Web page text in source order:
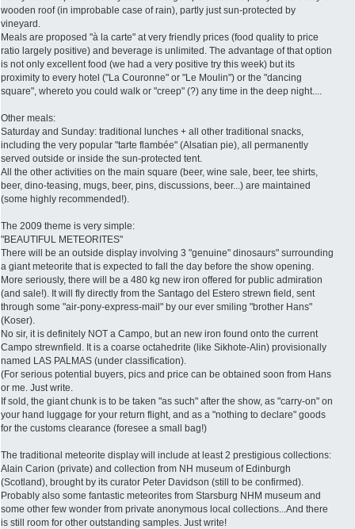
wooden roof (in improbable case of rain), partly just sun-protected by
vineyard.
Meals are proposed "à la carte" at very friendly prices (food quality to price
ratio largely positive) and beverage is unlimited. The advantage of that option
is not only excellent food (we had a very positive try this week) but its
proximity to every hotel ("La Couronne" or "Le Moulin") or the "dancing
square", whereto you could walk or "creep" (?) any time in the deep night....
Other meals:
Saturday and Sunday: traditional lunches + all other traditional snacks,
including the very popular "tarte flambée" (Alsatian pie), all permanently
served outside or inside the sun-protected tent.
All the other activities on the main square (beer, wine sale, beer, tee shirts,
beer, dino-teasing, mugs, beer, pins, discussions, beer...) are maintained
(some highly recommended!).
The 2009 theme is very simple:
"BEAUTIFUL METEORITES"
There will be an outside display involving 3 "genuine" dinosaurs" surrounding
a giant meteorite that is expected to fall the day before the show opening.
More seriously, there will be a 480 kg new iron offered for public admiration
(and sale!). It will fly directly from the Santago del Estero strewn field, sent
through some "air-pony-express-mail" by our ever smiling "brother Hans"
(Koser).
No sir, it is definitely NOT a Campo, but an new iron found onto the current
Campo strewnfield. It is a coarse octahedrite (like Sikhote-Alin) provisionally
named LAS PALMAS (under classification).
(For serious potential buyers, pics and price can be obtained soon from Hans
or me. Just write.
If sold, the giant chunk is to be taken "as such" after the show, as "carry-on" on
your hand luggage for your return flight, and as a "nothing to declare" goods
for the customs clearance (foresee a small bag!)
The traditional meteorite display will include at least 2 prestigious collections:
Alain Carion (private) and collection from NH museum of Edinburgh
(Scotland), brought by its curator Peter Davidson (still to be confirmed).
Probably also some fantastic meteorites from Starsburg NHM museum and
some other few wonder from private anonymous local collections...And there
is still room for other outstanding samples. Just write!